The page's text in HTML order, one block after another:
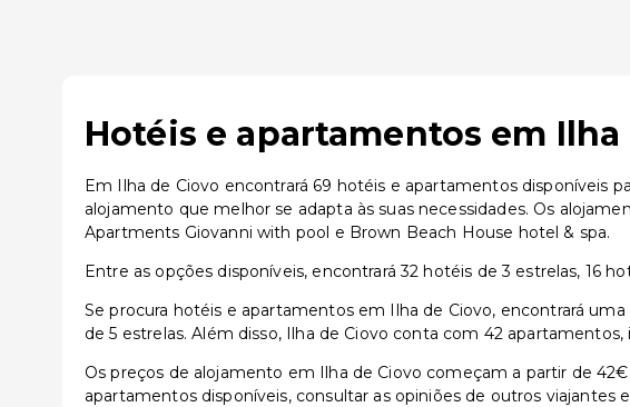
Hotéis e apartamentos em
Em Ilha de Ciovo encontrará 69 hotéis e apartamentos disponíveis
alojamento que melhor se adapta às suas necessidades. Os
Apartments Giovanni with pool e Brown Beach House hotel & spa.
Entre as opções disponíveis, encontrará 32 hotéis de 3 estrelas, 16
Se procura hotéis e apartamentos em Ilha de Ciovo, encontrará
de 5 estrelas. Além disso, Ilha de Ciovo conta com 42
Os preços de alojamento em Ilha de Ciovo começam a partir de
apartamentos disponíveis, consultar as opiniões de outros